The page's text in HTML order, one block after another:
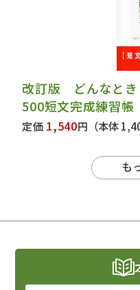
改訂版 どんなとき
500短文完成練習帳
定価 1,540円 （本体
も